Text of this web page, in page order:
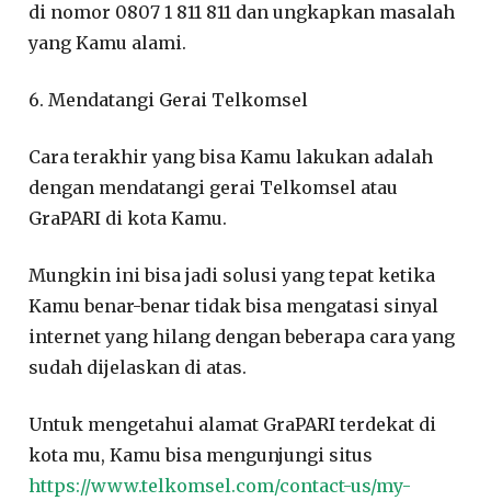
di nomor 0807 1 811 811 dan ungkapkan masalah
yang Kamu alami.
6. Mendatangi Gerai Telkomsel
Cara terakhir yang bisa Kamu lakukan adalah
dengan mendatangi gerai Telkomsel atau
GraPARI di kota Kamu.
Mungkin ini bisa jadi solusi yang tepat ketika
Kamu benar-benar tidak bisa mengatasi sinyal
internet yang hilang dengan beberapa cara yang
sudah dijelaskan di atas.
Untuk mengetahui alamat GraPARI terdekat di
kota mu, Kamu bisa mengunjungi situs
https://www.telkomsel.com/contact-us/my-